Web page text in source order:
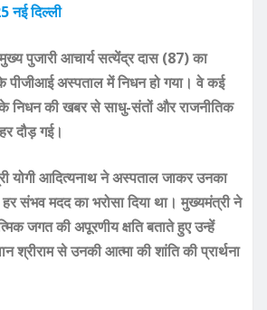
नई दिल्ली
पुजारी आचार्य सत्येंद्र दास (87) का
अस्पताल में निधन हो गया। वे कई
निधन की खबर से साधु-संतों और राजनीतिक
दौड़ गई।
योगी आदित्यनाथ ने अस्पताल जाकर उनका
संभव मदद का भरोसा दिया था। मुख्यमंत्री ने
जगत की अपूरणीय क्षति बताते हुए उन्हें
श्रीराम से उनकी आत्मा की शांति की प्रार्थना